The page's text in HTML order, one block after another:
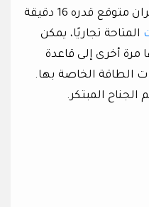
في قواعد اللعبة. ومع زمن طيران متوقع قدره 16 دقيقة
المتاحة تجاريًا، يمكن
مرة أخرى إلى قاعدة
الطاقة الخاصة بها.
المبتكر.